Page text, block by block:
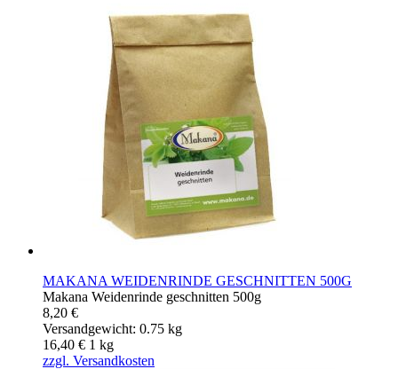
MAKANA WEIDENRINDE GESCHNITTEN 500G
Makana Weidenrinde geschnitten 500g
8,20 €
Versandgewicht: 0.75 kg
16,40 € 1 kg
zzgl. Versandkosten